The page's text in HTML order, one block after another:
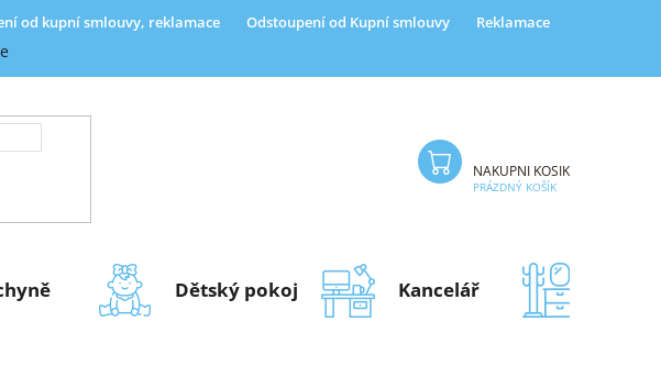
od kupní smlouvy, reklamace Odstoupení od Kupní smlouvy Reklamace
NÁKUPNÍ KOŠÍK
PRÁZDNÝ KOŠÍK
Dětský pokoj Kancelář